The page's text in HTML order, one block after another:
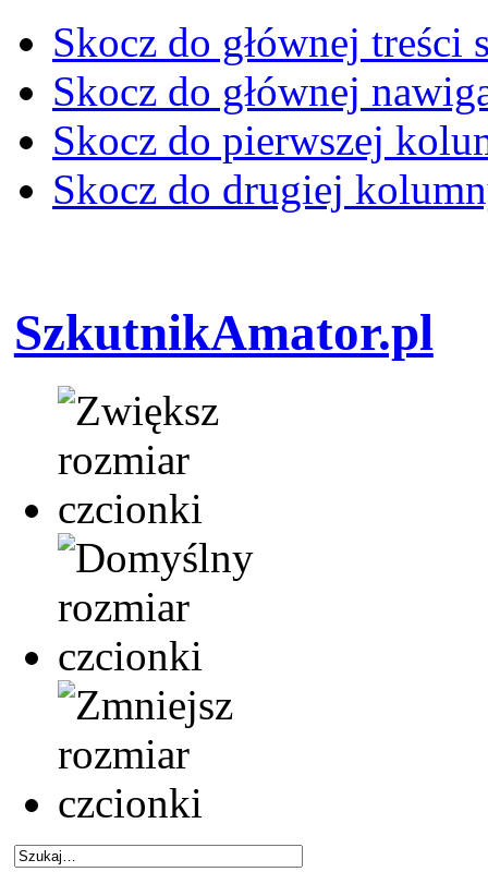
Skocz do głównej treści
Skocz do głównej
Skocz do pierwszej
Skocz do drugiej
SzkutnikAmator.pl